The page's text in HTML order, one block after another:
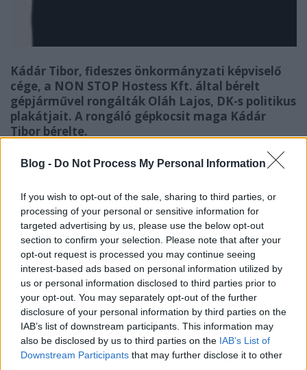
Blog - Do Not Process My Personal Information
If you wish to opt-out of the sale, sharing to third parties, or
processing of your personal or sensitive information for
targeted advertising by us, please use the below opt-out
section to confirm your selection. Please note that after your
opt-out request is processed you may continue seeing
interest-based ads based on personal information utilized by
us or personal information disclosed to third parties prior to
your opt-out. You may separately opt-out of the further
disclosure of your personal information by third parties on the
IAB’s list of downstream participants. This information may
also be disclosed by us to third parties on the IAB’s List of
Downstream Participants that may further disclose it to other
Kádár Tibor, fideszes önkormányzati képviselő
cége, a NON STOP Hostess Kft. által bérelt
gépjárművel rongálták Oláh Lajos, DK-s politikus
plakátjait. A rongáló gépkocsit maga Kádár
Tibor bérelte.
Az Indexszámoltbe róla, hogyTeréz- és
tönkretették a választási plakátjait az ellenzéki
politikusnak.Mivel megvolt, hogy milyen autóval
távoztak a plakáttépkedők, Oláhék utánajártak
kiderült, osztrák rendszámú volt a kocsi.